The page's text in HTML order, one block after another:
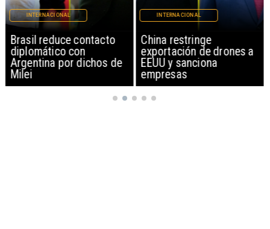
Brasil reduce contacto
diplomático con
Argentina por dichos de
Milei
INTERNACIONAL
China restringe
exportación de drones a
EEUU y sanciona
empresas
INTERNACIONAL